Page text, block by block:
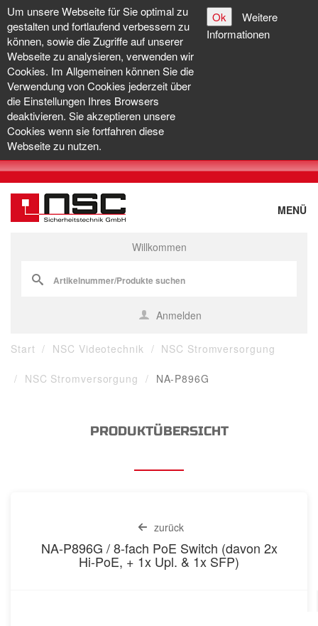
Um unsere Webseite für Sie optimal zu
gestalten und fortlaufend verbessern zu
können, sowie die Zugriffe auf unserer
Webseite zu analysieren, verwenden wir
Cookies. Im Allgemeinen können Sie die
Verwendung von Cookies jederzeit über
die Einstellungen Ihres Browsers
deaktivieren. Sie akzeptieren unsere
Cookies wenn sie fortfahren diese
Webseite zu nutzen.
Ok
Weitere
Informationen
MENÜ
Willkommen
Anmelden
Start NSC Videotechnik NSC Stromversorgung
NSC Stromversorgung NA-P896G
PRODUKTÜBERSICHT
zurück
NA-P896G / 8-fach PoE Switch (davon 2x
Hi-PoE, + 1x Upl. & 1x SFP)